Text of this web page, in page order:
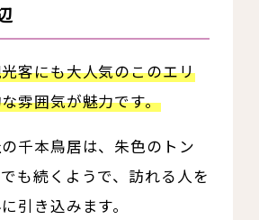
客にも大人気のこのエリ
雰囲気が魅力です。
千本鳥居は、朱色のトン
も続くようで、訪れる人を
引き込みます。